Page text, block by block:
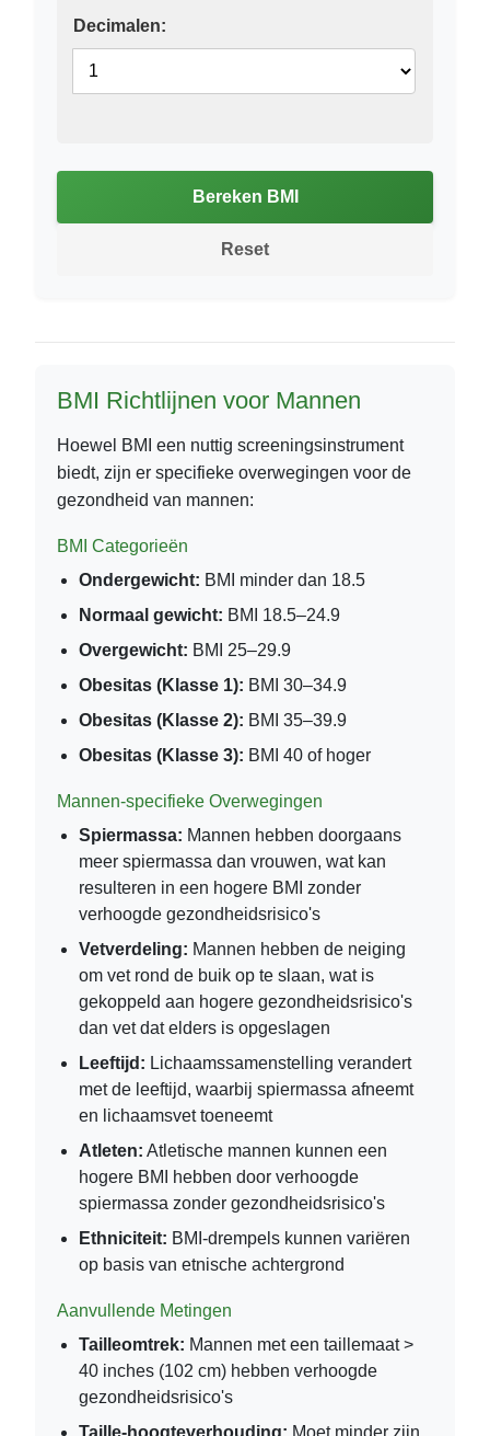
Decimalen:
Bereken BMI
Reset
BMI Richtlijnen voor Mannen
Hoewel BMI een nuttig screeningsinstrument
biedt, zijn er specifieke overwegingen voor de
gezondheid van mannen:
BMI Categorieën
Ondergewicht: BMI minder dan 18.5
Normaal gewicht: BMI 18.5–24.9
Overgewicht: BMI 25–29.9
Obesitas (Klasse 1): BMI 30–34.9
Obesitas (Klasse 2): BMI 35–39.9
Obesitas (Klasse 3): BMI 40 of hoger
Mannen-specifieke Overwegingen
Spiermassa: Mannen hebben doorgaans
meer spiermassa dan vrouwen, wat kan
resulteren in een hogere BMI zonder
verhoogde gezondheidsrisico's
Vetverdeling: Mannen hebben de neiging
om vet rond de buik op te slaan, wat is
gekoppeld aan hogere gezondheidsrisico's
dan vet dat elders is opgeslagen
Leeftijd: Lichaamssamenstelling verandert
met de leeftijd, waarbij spiermassa afneemt
en lichaamsvet toeneemt
Atleten: Atletische mannen kunnen een
hogere BMI hebben door verhoogde
spiermassa zonder gezondheidsrisico's
Ethniciteit: BMI-drempels kunnen variëren
op basis van etnische achtergrond
Aanvullende Metingen
Tailleomtrek: Mannen met een taillemaat >
40 inches (102 cm) hebben verhoogde
gezondheidsrisico's
Taille-hoogteverhouding: Moet minder zijn